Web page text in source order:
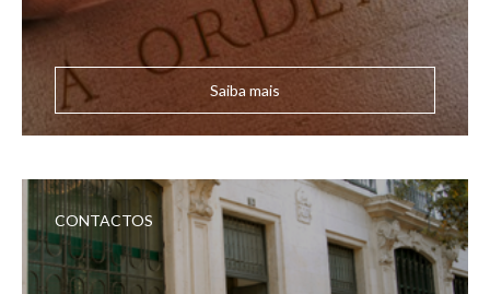
Saiba mais
CONTACTOS